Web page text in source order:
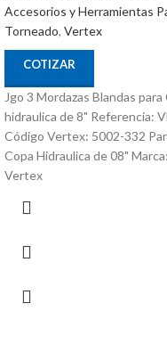
Accesorios y Herramientas
Torneado, Vertex
COTIZAR
Jgo 3 Mordazas Blandas para
hidraulica de 8" Referencia:
Código Vertex: 5002-332
Copa Hidraulica de 08" Marca:
Vertex